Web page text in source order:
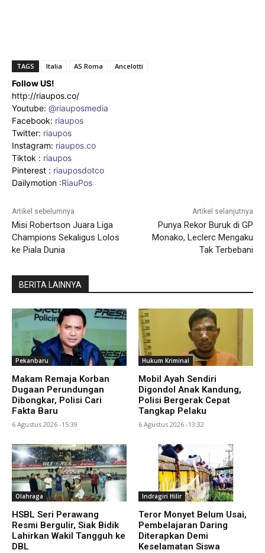
TAGS Italia AS Roma Ancelotti
Follow US!
http://riaupos.co/
Youtube: @riauposmedia
Facebook: riaupos
Twitter: riaupos
Instagram: riaupos.co
Tiktok : riaupos
Pinterest : riauposdotco
Dailymotion :RiauPos
Artikel sebelumnya
Misi Robertson Juara Liga
Champions Sekaligus Lolos
ke Piala Dunia
Artikel selanjutnya
Punya Rekor Buruk di GP
Monako, Leclerc Mengaku
Tak Terbebani
BERITA LAINNYA
Pekanbaru
Makam Remaja Korban
Dugaan Perundungan
Dibongkar, Polisi Cari
Fakta Baru
6 Agustus 2026 -15:39
Hukum Kriminal
Mobil Ayah Sendiri
Digondol Anak Kandung,
Polisi Bergerak Cepat
Tangkap Pelaku
6 Agustus 2026 -13:32
Olahraga
HSBL Seri Perawang
Resmi Bergulir, Siak Bidik
Lahirkan Wakil Tangguh ke
DBL
Indragiri Hilir
Teror Monyet Belum Usai,
Pembelajaran Daring
Diterapkan Demi
Keselamatan Siswa